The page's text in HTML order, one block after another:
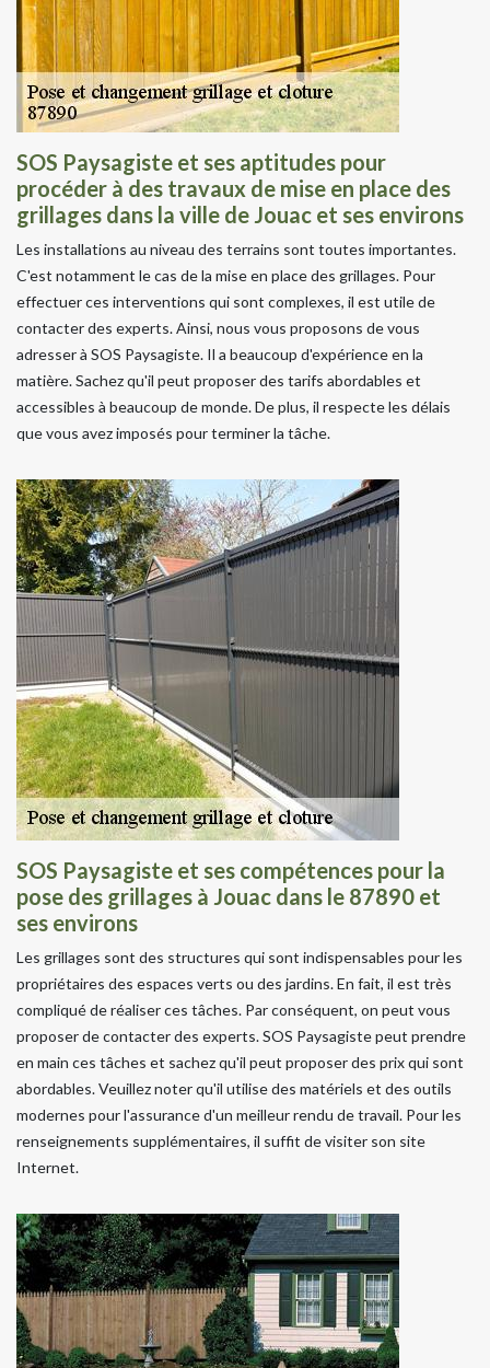
SOS Paysagiste et ses aptitudes pour
procéder à des travaux de mise en place des
grillages dans la ville de Jouac et ses environs
Les installations au niveau des terrains sont toutes importantes.
C'est notamment le cas de la mise en place des grillages. Pour
effectuer ces interventions qui sont complexes, il est utile de
contacter des experts. Ainsi, nous vous proposons de vous
adresser à SOS Paysagiste. Il a beaucoup d'expérience en la
matière. Sachez qu'il peut proposer des tarifs abordables et
accessibles à beaucoup de monde. De plus, il respecte les délais
que vous avez imposés pour terminer la tâche.
SOS Paysagiste et ses compétences pour la
pose des grillages à Jouac dans le 87890 et
ses environs
Les grillages sont des structures qui sont indispensables pour les
propriétaires des espaces verts ou des jardins. En fait, il est très
compliqué de réaliser ces tâches. Par conséquent, on peut vous
proposer de contacter des experts. SOS Paysagiste peut prendre
en main ces tâches et sachez qu'il peut proposer des prix qui sont
abordables. Veuillez noter qu'il utilise des matériels et des outils
modernes pour l'assurance d'un meilleur rendu de travail. Pour les
renseignements supplémentaires, il suffit de visiter son site
Internet.